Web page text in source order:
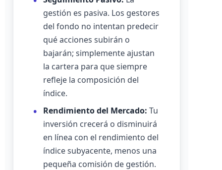
gestión es pasiva. Los gestores
del fondo no intentan predecir
qué acciones subirán o
bajarán; simplemente ajustan
la cartera para que siempre
refleje la composición del
índice.
Rendimiento del Mercado: Tu
inversión crecerá o disminuirá
en línea con el rendimiento del
índice subyacente, menos una
pequeña comisión de gestión.